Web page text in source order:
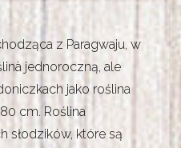
z Paragwaju, w
jednoroczną, ale
jako roślina
cm. Roślina
słodzików, które są